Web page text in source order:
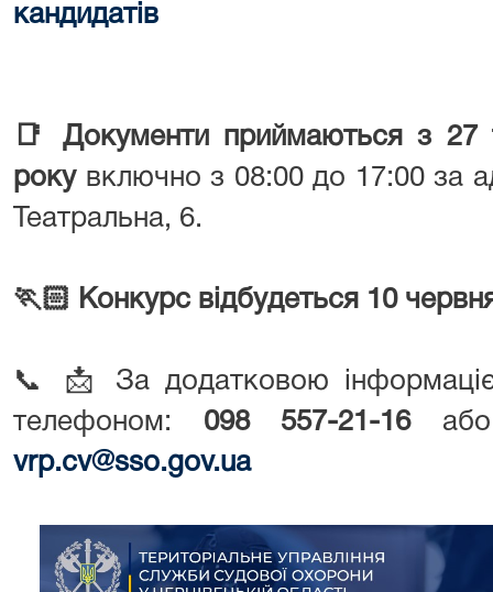
кандидатів
📑Документи приймаються з 27
року включно з 08:00 до 17:00 за
Театральна, 6.
🏃🏻 Конкурс відбудеться 10
📞 📩 За додатковою
телефоном: 098 557-21-16або
vrp.cv@sso.gov.ua